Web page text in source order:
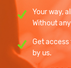
Your way,
Without
Get access
by us.